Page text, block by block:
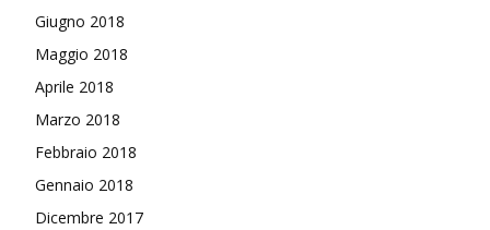
Giugno 2018
Maggio 2018
Aprile 2018
Marzo 2018
Febbraio 2018
Gennaio 2018
Dicembre 2017